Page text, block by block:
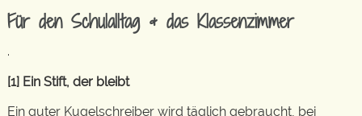
Für den Schulalltag & das Klassenzimmer
.
[1] Ein Stift, der bleibt
Ein guter Kugelschreiber wird täglich gebraucht, bei